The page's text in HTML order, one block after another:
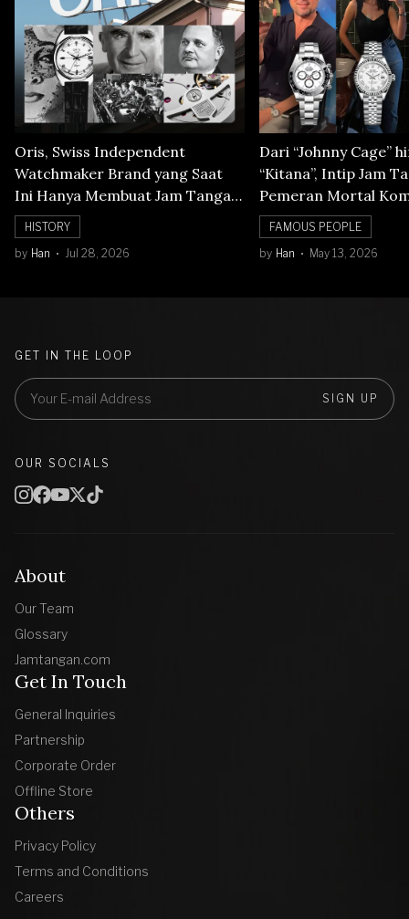
Oris, Swiss Independent
Watchmaker Brand yang Saat
Ini Hanya Membuat Jam Tangan
Mechanical
HISTORY
by Han Jul 28, 2026
Dari “Johnny Cage”
“Kitana”, Intip Jam
Pemeran Mortal
FAMOUS PEOPLE
by Han May 13, 2026
About
Our Team
Glossary
Jamtangan.com
Get In Touch
General Inquiries
Partnership
Corporate Order
Offline Store
Others
Privacy Policy
Terms and Conditions
Careers
GET IN THE LOOP
SIGN UP
OUR SOCIALS